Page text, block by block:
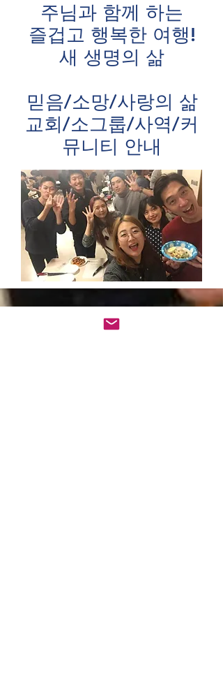
주님과 함께 하는
즐겁고 행복한 여행!
새 생명의 삶
믿음/소망/사랑의 삶
교회/소그룹/사역/커
뮤니티 안내
에임스반석교회